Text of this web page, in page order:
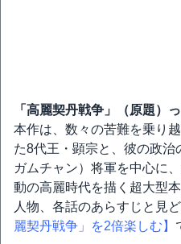
「高麗契丹戦争」（原題）
本作は、数々の苦難を乗り
た8代王・顕宗と、彼の政治
ガムチャン）将軍を中心に
動の高麗時代を描く超大型
人物、各話のあらすじと見
麗契丹戦争」を2倍楽しむ】